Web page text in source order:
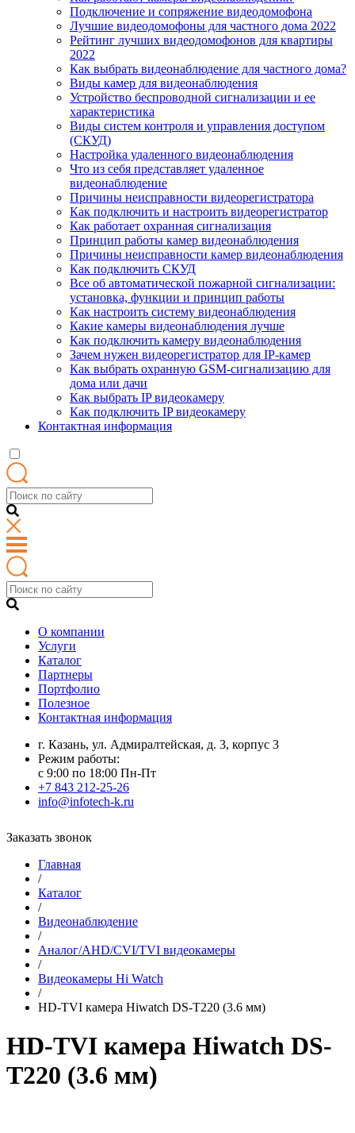
Подключение и сопряжение видеодомофона
Лучшие видеодомофоны для частного дома 2022
Рейтинг лучших видеодомофонов для квартиры
2022
Как выбрать видеонаблюдение для частного дома?
Виды камер для видеонаблюдения
Устройство беспроводной сигнализации и ее
характеристика
Виды систем контроля и управления доступом
(СКУД)
Настройка удаленного видеонаблюдения
Что из себя представляет удаленное
видеонаблюдение
Причины неисправности видеорегистратора
Как подключить и настроить видеорегистратор
Как работает охранная сигнализация
Принцип работы камер видеонаблюдения
Причины неисправности камер видеонаблюдения
Как подключить СКУД
Все об автоматической пожарной сигнализации:
установка, функции и принцип работы
Как настроить систему видеонаблюдения
Какие камеры видеонаблюдения лучше
Как подключить камеру видеонаблюдения
Зачем нужен видеорегистратор для IP-камер
Как выбрать охранную GSM-сигнализацию для
дома или дачи
Как выбрать IP видеокамеру
Как подключить IP видеокамеру
Контактная информация
О компании
Услуги
Каталог
Партнеры
Портфолио
Полезное
Контактная информация
г. Казань, ул. Адмиралтейская, д. 3, корпус 3
Режим работы:
с 9:00 по 18:00 Пн-Пт
+7 843 212-25-26
info@infotech-k.ru
Заказать звонок
Главная
/
Каталог
/
Видеонаблюдение
/
Аналог/AHD/CVI/TVI видеокамеры
/
Видеокамеры Hi Watch
/
HD-TVI камера Hiwatch DS-T220 (3.6 мм)
HD-TVI камера Hiwatch DS-
T220 (3.6 мм)